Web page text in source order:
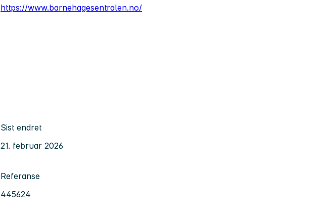
https://www.barnehagesentralen.no/
Sist endret
21. februar 2026
Referanse
445624